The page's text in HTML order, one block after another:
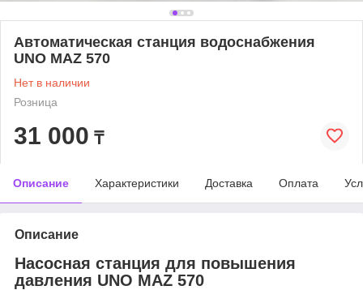
Автоматическая станция водоснабжения
UNO MAZ 570
Нет в наличии
Розница
31 000 ₸
Описание Характеристики Доставка Оплата
Описание
Насосная станция для повышения
давления UNO MAZ 570